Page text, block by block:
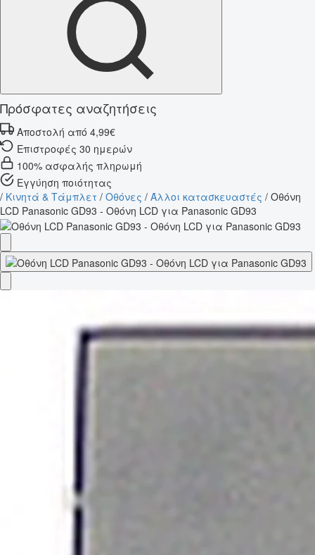
Πρόσφατες αναζητήσεις
Αποστολή από 4,99€
Επιστροφές 30 ημερών
100% ασφαλής πληρωμή
Εγγύηση ποιότητας
/ Κινητά & Τάμπλετ / Οθόνες / Άλλοι κατασκευαστές / Οθόνη
LCD Panasonic GD93 - Οθόνη LCD για Panasonic GD93